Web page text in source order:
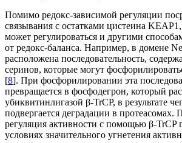
Помимо редокс-зависимой регуляции
связывания с остатками цистеина
может регулироваться и другими
от редокс-баланса. Например, в домене
расположена последовательность,
серинов, которые могут
[8]. При фосфорилировании эта
превращается в фосфодегрон, который
убиквитинлигазой β-TrCP, в результате
подвергается деградации в протеасомах.
регуляция активности с помощью β-TrCP
условиях значительного угнетения